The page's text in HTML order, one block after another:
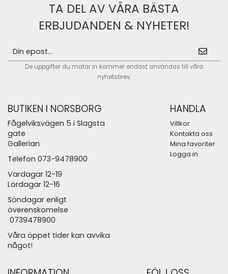
TA DEL AV VÅRA BÄSTA
ERBJUDANDEN & NYHETER!
De uppgifter du matar in kommer endast användas till våra
nyhetsbrev.
BUTIKEN I NORSBORG
Fågelviksvägen 5 i Slagsta
gate
Gallerian
Telefon 073-9478900
Vardagar 12-19
Lördagar 12-16
Söndagar enligt
överenskomelse
0739478900
Våra öppet tider kan avvika
något!
HANDLA
Villkor
Kontakta oss
Mina favoriter
Logga in